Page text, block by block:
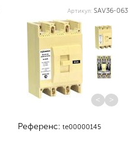
Артикул: SAV36-063
< >
Референс: te00000145